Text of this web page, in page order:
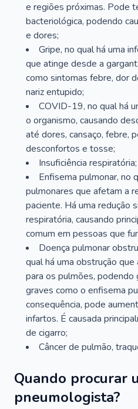
e regiões próximas. Pode
bacteriológica, podendo
e dores;
Gripe, no qual há uma
que atinge desde a
como sintomas febre, dor
nariz entupido;
COVID-19, no qual há
o organismo, causando
até dores, cansaço, febre,
desconfortos e tosse;
Insuficiência respiratória;
Enfisema pulmonar, no
pulmonares que afetam a
paciente. Há uma redução
respiratória, causando
comum em pessoas que
Doença pulmonar
qual há uma obstrução
para os pulmões, podendo
graves como o enfisema
consequência, pode
infartos. É causada
de cigarro;
Câncer de pulmão,
Quando procurar
pneumologista?